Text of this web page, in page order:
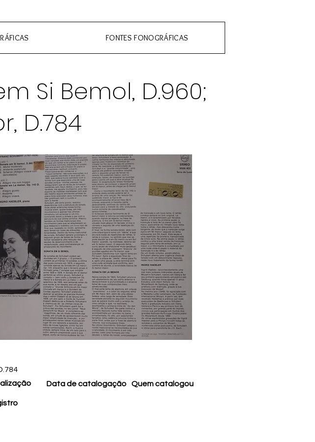
Si Bemol, D.960;
D.784
Data de catalogação Quem catalogou
FONTES FONOGRÁFICAS